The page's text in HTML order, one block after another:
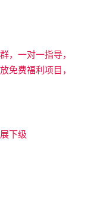
，一对一指导，
免费福利项目，
下级